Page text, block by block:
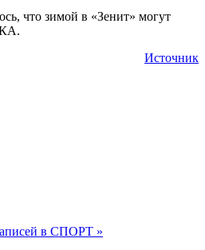
что зимой в «Зенит» могут
Источник
в СПОРТ »